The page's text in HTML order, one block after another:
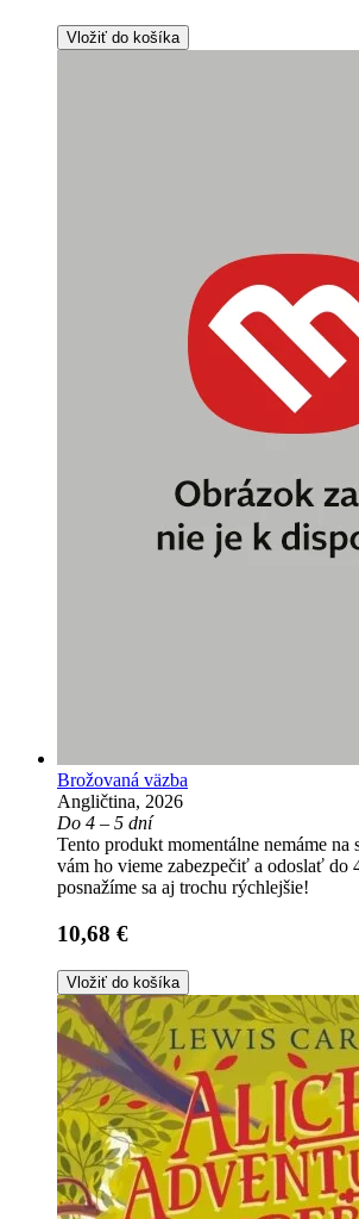
Vložiť do košíka
Brožovaná väzba
Angličtina, 2026
Do 4 – 5 dní
Tento produkt momentálne nemáme na
vám ho vieme zabezpečiť a odoslať do
posnažíme sa aj trochu rýchlejšie!
10,68 €
Vložiť do košíka